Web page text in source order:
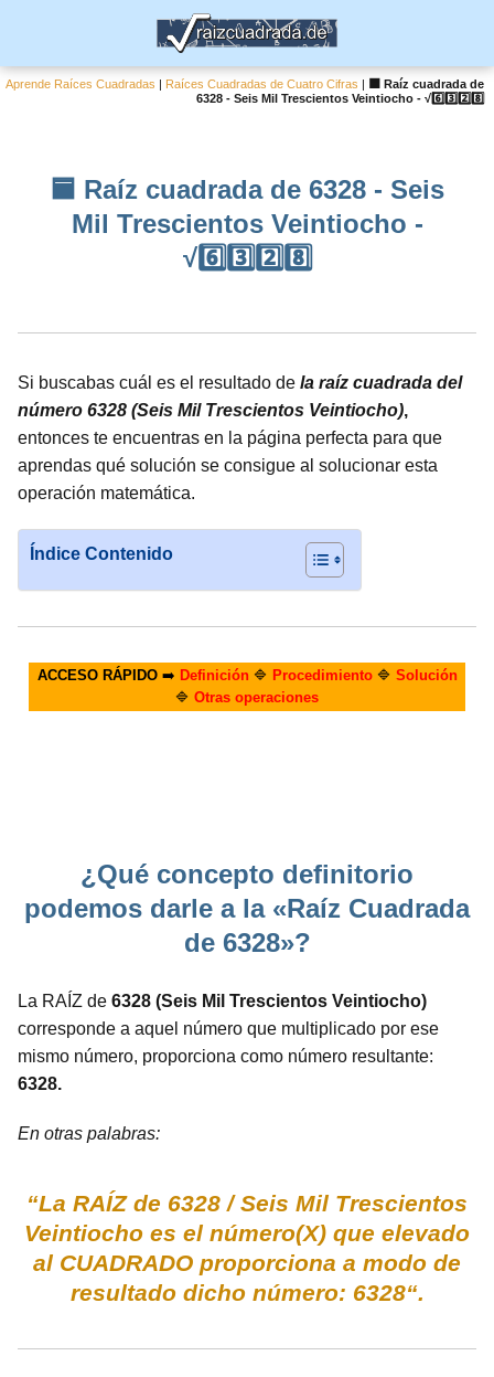
Aprende Raíces Cuadradas | Raíces Cuadradas de Cuatro Cifras |
🟦 Raíz cuadrada de
6328 - Seis Mil Trescientos Veintiocho - √6️⃣3️⃣2️⃣8️⃣
🟦 Raíz cuadrada de 6328 - Seis
Mil Trescientos Veintiocho -
√6️⃣3️⃣2️⃣8️⃣
Si buscabas cuál es el resultado de la raíz cuadrada del
número 6328 (Seis Mil Trescientos Veintiocho),
entonces te encuentras en la página perfecta para que
aprendas qué solución se consigue al solucionar esta
operación matemática.
Índice Contenido
ACCESO RÁPIDO➡️ Definición🔷 Procedimiento🔷 Solución
🔷 Otras operaciones
¿Qué concepto definitorio
podemos darle a la «Raíz Cuadrada
de 6328»?
La RAÍZ de 6328 (Seis Mil Trescientos Veintiocho)
corresponde a aquel número que multiplicado por ese
mismo número, proporciona como número resultante:
6328.
En otras palabras:
“La RAÍZ de 6328 / Seis Mil Trescientos
Veintiocho es el número(X) que elevado
al CUADRADO proporciona a modo de
resultado dicho número: 6328“.